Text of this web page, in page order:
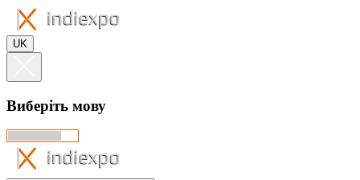
UK
Виберіть мову